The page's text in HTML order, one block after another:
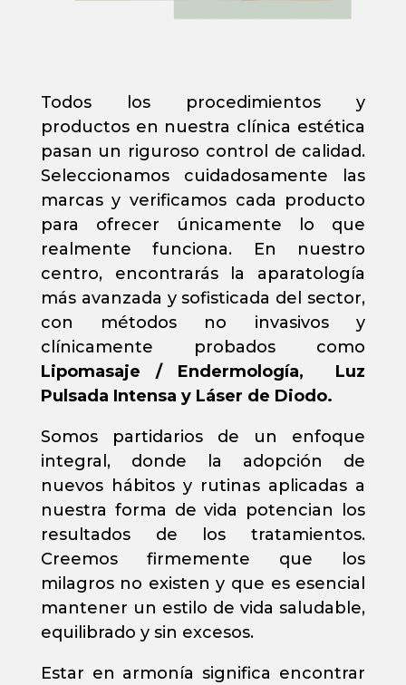
Todos los procedimientos y
productos en nuestra clínica estética
pasan un riguroso control de calidad.
Seleccionamos cuidadosamente las
marcas y verificamos cada producto
para ofrecer únicamente lo que
realmente funciona. En nuestro
centro, encontrarás la aparatología
más avanzada y sofisticada del sector,
con métodos no invasivos y
clínicamente probados como
Lipomasaje / Endermología, Luz
Pulsada Intensa y Láser de Diodo.
Somos partidarios de un enfoque
integral, donde la adopción de
nuevos hábitos y rutinas aplicadas a
nuestra forma de vida potencian los
resultados de los tratamientos.
Creemos firmemente que los
milagros no existen y que es esencial
mantener un estilo de vida saludable,
equilibrado y sin excesos.
Estar en armonía significa encontrar